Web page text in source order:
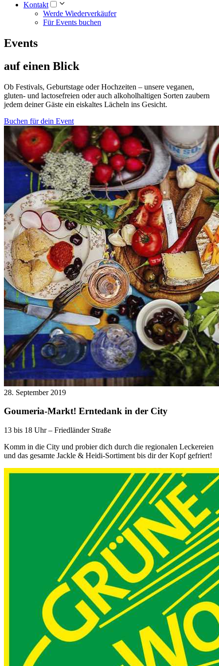
Kontakt
Werde Wiederverkäufer
Für Events buchen
Events
auf einen Blick
Ob Festivals, Geburtstage oder Hochzeiten – unsere veganen,
gluten- und lactosefreien oder auch alkoholhaltigen Sorten zaubern
jedem deiner Gäste ein eiskaltes Lächeln ins Gesicht.
Buchen für dein Event
28. September 2019
Goumeria-Markt! Erntedank in der City
13 bis 18 Uhr – Friedländer Straße
Komm in die City und probier dich durch die regionalen Leckereien
und das gesamte Jackle & Heidi-Sortiment bis dir der Kopf gefriert!